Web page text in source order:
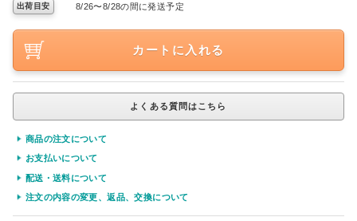
出荷目安 8/26〜8/28の間に発送予定
カートに入れる
よくある質問はこちら
商品の注文について
お支払いについて
配送・送料について
注文の内容の変更、返品、交換について